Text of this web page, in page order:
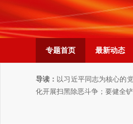
专题首页 最新动态
导读： 以习近平同志为核心的
化开展扫黑除恶斗争；要健全